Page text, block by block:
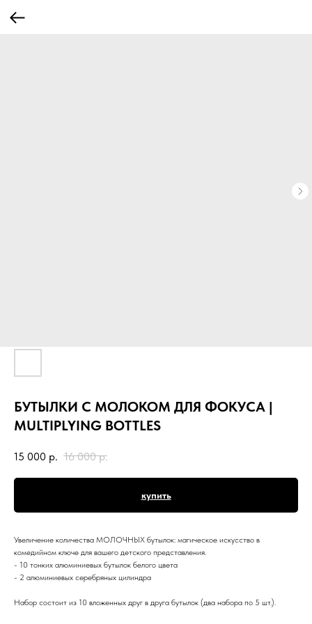
БУТЫЛКИ С МОЛОКОМ ДЛЯ ФОКУСА |
MULTIPLYING BOTTLES
15 000 р. 16 000 р.
купить
Увеличение количества МОЛОЧНЫХ бутылок: магическое искусство в
комедийном ключе для вашего детского представления.
- 10 тонких алюминиевых бутылок белого цвета
- 2 алюминиевых серебряных цилиндра
Набор состоит из 10 вложенных друг в друга бутылок (два набора по 5 шт.).